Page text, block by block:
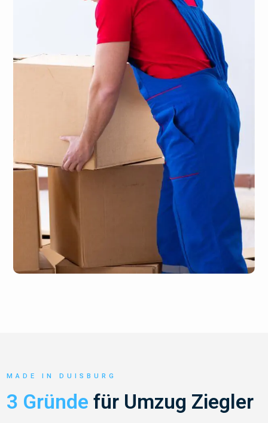
MADE IN DUISBURG
3 Gründe für Umzug Ziegler